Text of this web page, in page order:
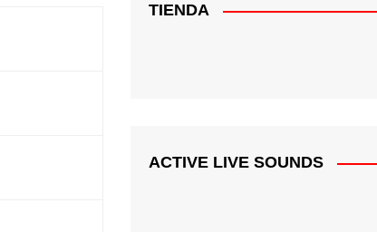
TIENDA
ACTIVE LIVE SOUNDS